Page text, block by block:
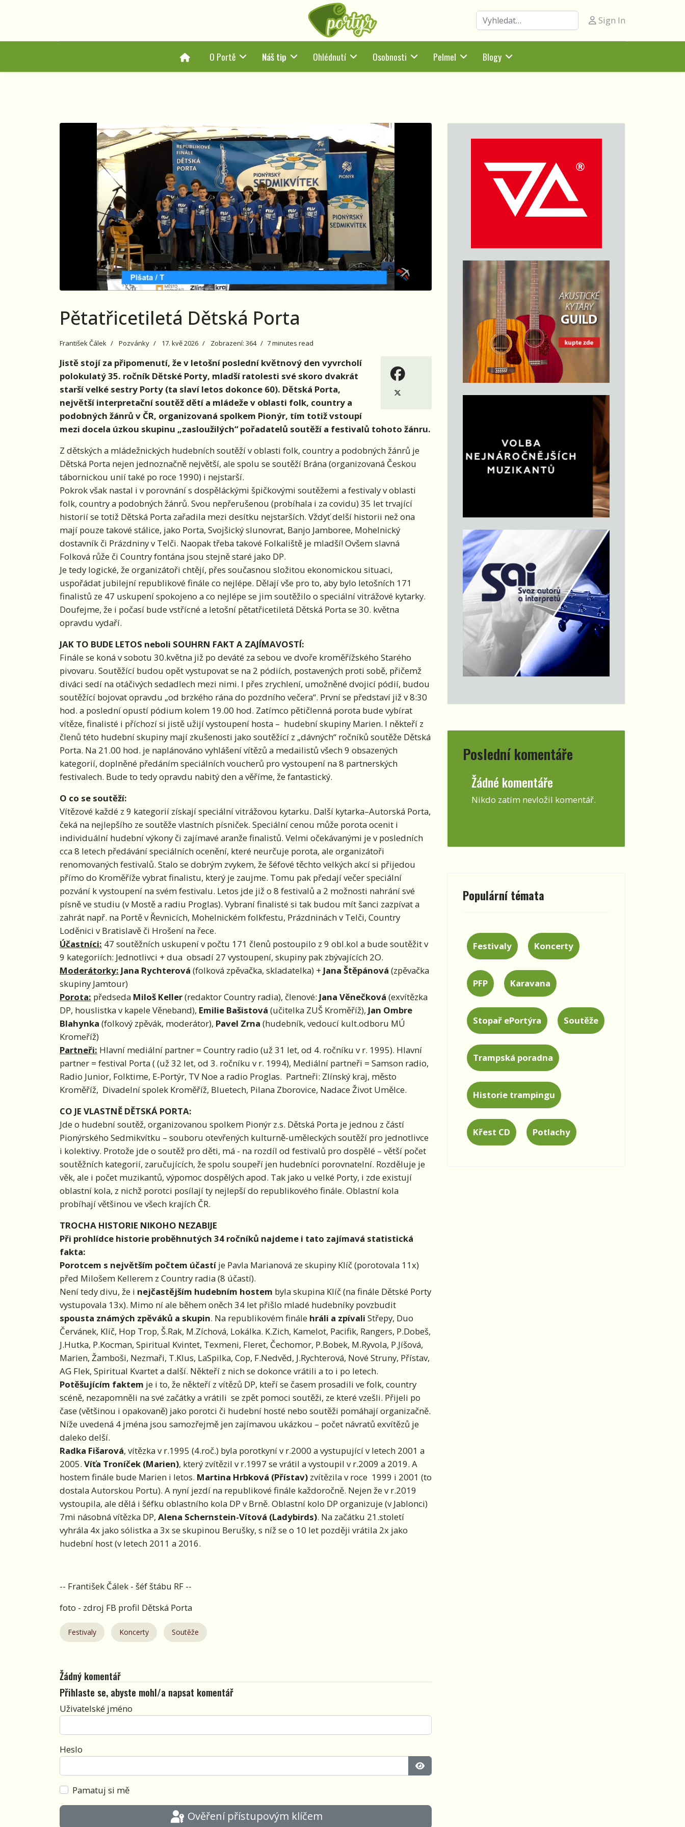
Hledat Sign In
HomeO Portě Náš tip Ohlédnutí Osobnosti Pelmel Blogy
Pětatřicetiletá Dětská Porta
František Čálek Pozvánky 17. kvě 2026 Zobrazení: 364 7 minutes read
Jistě stojí za připomenutí, že v letošní poslední květnový den vyvrcholí
polokulatý 35. ročník Dětské Porty, mladší ratolesti své skoro dvakrát
starší velké sestry Porty (ta slaví letos dokonce 60). Dětská Porta,
největší interpretační soutěž dětí a mládeže v oblasti folk, country a
podobných žánrů v ČR, organizovaná spolkem Pionýr, tím totiž vstoupí
mezi docela úzkou skupinu „zasloužilých“ pořadatelů soutěží a festivalů tohoto žánru.
Z dětských a mládežnických hudebních soutěží v oblasti folk, country a podobných žánrů je
Dětská Porta nejen jednoznačně největší, ale spolu se soutěží Brána (organizovaná Českou
tábornickou unií také po roce 1990) i nejstarší.
Pokrok však nastal i v porovnání s dospěláckými špičkovými soutěžemi a festivaly v oblasti
folk, country a podobných žánrů. Svou nepřerušenou (probíhala i za covidu) 35 let trvající
historií se totiž Dětská Porta zařadila mezi desítku nejstarších. Vždyť delší historii než ona
mají pouze takové stálice, jako Porta, Svojšický slunovrat, Banjo Jamboree, Mohelnický
dostavník či Prázdniny v Telči. Naopak třeba takové Folkaliště je mladší! Ovšem slavná
Folková růže či Country fontána jsou stejně staré jako DP.
Je tedy logické, že organizátoři chtějí, přes současnou složitou ekonomickou situaci,
uspořádat jubilejní republikové finále co nejlépe. Dělají vše pro to, aby bylo letošních 171
finalistů ze 47 uskupení spokojeno a co nejlépe se jim soutěžilo o speciální vitrážové kytarky.
Doufejme, že i počasí bude vstřícné a letošní pětatřicetiletá Dětská Porta se 30. května
opravdu vydaří.
JAK TO BUDE LETOS neboli SOUHRN FAKT A ZAJÍMAVOSTÍ:
Finále se koná v sobotu 30.května již po deváté za sebou ve dvoře kroměřížského Starého
pivovaru. Soutěžící budou opět vystupovat se na 2 pódiích, postavených proti sobě, přičemž
diváci sedí na otáčivých sedadlech mezi nimi. I přes zrychlení, umožněné dvojicí pódií, budou
soutěžící bojovat opravdu „od brzkého rána do pozdního večera“. První se představí již v 8:30
hod. a poslední opustí pódium kolem 19.00 hod. Zatímco pětičlenná porota bude vybírat
vítěze, finalisté i příchozí si jistě užijí vystoupení hosta – hudební skupiny Marien. I někteří z
členů této hudební skupiny mají zkušenosti jako soutěžící z „dávných“ ročníků soutěže Dětská
Porta. Na 21.00 hod. je naplánováno vyhlášení vítězů a medailistů všech 9 obsazených
kategorií, doplněné předáním speciálních voucherů pro vystoupení na 8 partnerských
festivalech. Bude to tedy opravdu nabitý den a věříme, že fantastický.
O co se soutěží:
Vítězové každé z 9 kategorií získají speciální vitrážovou kytarku. Další kytarka–Autorská Porta,
čeká na nejlepšího ze soutěže vlastních písniček. Speciální cenou může porota ocenit i
individuální hudební výkony či zajímavé aranže finalistů. Velmi očekávanými je v posledních
cca 8 letech předávání speciálních ocenění, které neurčuje porota, ale organizátoři
renomovaných festivalů. Stalo se dobrým zvykem, že šéfové těchto velkých akcí si přijedou
přímo do Kroměříže vybrat finalistu, který je zaujme. Tomu pak předají večer speciální
pozvání k vystoupení na svém festivalu. Letos jde již o 8 festivalů a 2 možnosti nahrání své
písně ve studiu (v Mostě a radiu Proglas). Vybraní finalisté si tak budou mít šanci zazpívat a
zahrát např. na Portě v Řevnicích, Mohelnickém folkfestu, Prázdninách v Telči, Country
Loděnici v Bratislavě či Hrošení na řece.
Účastníci: 47 soutěžních uskupení v počtu 171 členů postoupilo z 9 obl.kol a bude soutěžit v
9 kategoriích: Jednotlivci + dua obsadí 27 vystoupení, skupiny pak zbývajících 2O.
Moderátorky: Jana Rychterová (folková zpěvačka, skladatelka) + Jana Štěpánová (zpěvačka
skupiny Jamtour)
Porota: předseda Miloš Keller(redaktor Country radia), členové: Jana Věnečková (exvítězka
DP, houslistka v kapele Věneband), Emilie Bašistová (učitelka ZUŠ Kroměříž), Jan Ombre
Blahynka (folkový zpěvák, moderátor), Pavel Zrna (hudebník, vedoucí kult.odboru MÚ
Kromeříž)
Partneři: Hlavní mediální partner = Country radio (už 31 let, od 4. ročníku v r. 1995). Hlavní
partner = festival Porta ( (už 32 let, od 3. ročníku v r. 1994), Mediální partneři = Samson radio,
Radio Junior, Folktime, E-Portýr, TV Noe a radio Proglas. Partneři: Zlínský kraj, město
Kroměříž, Divadelní spolek Kroměříž, Bluetech, Pilana Zborovice, Nadace Život Umělce.
CO JE VLASTNĚ DĚTSKÁ PORTA:
Jde o hudební soutěž, organizovanou spolkem Pionýr z.s. Dětská Porta je jednou z částí
Pionýrského Sedmikvítku – souboru otevřených kulturně-uměleckých soutěží pro jednotlivce
i kolektivy. Protože jde o soutěž pro děti, má - na rozdíl od festivalů pro dospělé – větší počet
soutěžních kategorií, zaručujících, že spolu soupeří jen hudebníci porovnatelní. Rozděluje je
věk, ale i počet muzikantů, výpomoc dospělých apod. Tak jako u velké Porty, i zde existují
oblastní kola, z nichž porotci posílají ty nejlepší do republikového finále. Oblastní kola
probíhají většinou ve všech krajích ČR.
TROCHA HISTORIE NIKOHO NEZABIJE
Při prohlídce historie proběhnutých 34 ročníků najdeme i tato zajímavá statistická
fakta:
Porotcem s největším počtem účastíje Pavla Marianová ze skupiny Klíč (porotovala 11x)
před Milošem Kellerem z Country radia (8 účastí).
Není tedy divu, že i nejčastějším hudebním hostem byla skupina Klíč (na finále Dětské Porty
vystupovala 13x). Mimo ní ale během oněch 34 let přišlo mladé hudebníky povzbudit
spousta známých zpěváků a skupin. Na republikovém finále hráli a zpívali Střepy, Duo
Červánek, Klíč, Hop Trop, Š.Rak, M.Zíchová, Lokálka. K.Zich, Kamelot, Pacifik, Rangers, P.Dobeš,
J.Hutka, P.Kocman, Spiritual Kvintet, Texmeni, Fleret, Čechomor, P.Bobek, M.Ryvola, P.Jíšová,
Marien, Žamboši, Nezmaři, T.Klus, LaSpilka, Cop, F.Nedvěd, J.Rychterová, Nové Struny, Přístav,
AG Flek, Spiritual Kvartet a další. Někteří z nich se dokonce vrátili a to i po letech.
Potěšujícím faktem je i to, že někteří z vítězů DP, kteří se časem prosadili ve folk, country
scéně, nezapomněli na své začátky a vrátili se zpět pomoci soutěži, ze které vzešli. Přijeli po
čase (většinou i opakovaně) jako porotci či hudební hosté nebo soutěži pomáhají organizačně.
Níže uvedená 4 jména jsou samozřejmě jen zajímavou ukázkou – počet návratů exvítězů je
daleko delší.
Radka Fišarová, vítězka v r.1995 (4.roč.) byla porotkyní v r.2000 a vystupující v letech 2001 a
2005. Víťa Troníček (Marien), který zvítězil v r.1997 se vrátil a vystoupil v r.2009 a 2019. A
hostem finále bude Marien i letos. Martina Hrbková (Přístav) zvítězila v roce 1999 i 2001 (to
dostala Autorskou Portu). A nyní jezdí na republikové finále každoročně. Nejen že v r.2019
vystoupila, ale dělá i šéfku oblastního kola DP v Brně. Oblastní kolo DP organizuje (v Jablonci)
7mi násobná vítězka DP, Alena Schernstein-Vítová (Ladybirds). Na začátku 21.století
vyhrála 4x jako sólistka a 3x se skupinou Berušky, s níž se o 10 let později vrátila 2x jako
hudební host (v letech 2011 a 2016.
-- František Čálek - šéf štábu RF --
foto - zdroj FB profil Dětská Porta
Festivaly Koncerty Soutěže
Žádný komentář
Přihlaste se, abyste mohl/a napsat komentář
Uživatelské jméno
Heslo
Zobrazit heslo
Pamatuj si mě
Ověření přístupovým klíčem
Poslední komentáře
Žádné komentáře
Nikdo zatím nevložil komentář.
Populární témata
Festivaly Koncerty
PFP Karavana
Stopař ePortýra Soutěže
Trampská poradna
Historie trampingu
Křest CD Potlachy